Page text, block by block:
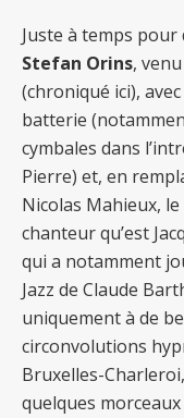
Juste à temps
Stefan Orins,
(chroniqué ici),
batterie
cymbales dans
Pierre) et, en
Nicolas Mahieux,
chanteur qu’est
qui a notamment
Jazz de Claude
uniquement à de
circonvolutions
Bruxelles-
quelques morceaux